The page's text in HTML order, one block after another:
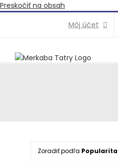
Preskočiť na obsah
Môj účet
Zoradiť podľa Popularita